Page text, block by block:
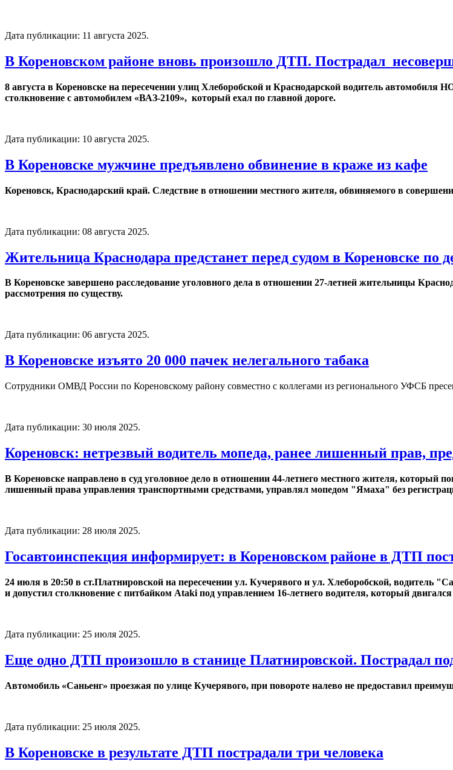
Дата публикации: 11 августа 2025.
В Кореновском районе вновь произошло ДТП. Пострадал
8 августа в Кореновске на пересечении улиц Хлеборобской и Краснодарской водитель автомобиля
столкновение с автомобилем «ВАЗ-2109», который ехал по главной дороге.
Дата публикации: 10 августа 2025.
В Кореновске мужчине предъявлено обвинение в краже из кафе
Кореновск, Краснодарский край. Следствие в отношении местного жителя, обвиняемого в
Дата публикации: 08 августа 2025.
Жительница Краснодара предстанет перед судом в Кореновске по
В Кореновске завершено расследование уголовного дела в отношении 27-летней жительницы
рассмотрения по существу.
Дата публикации: 06 августа 2025.
В Кореновске изъято 20 000 пачек нелегального табака
Сотрудники ОМВД России по Кореновскому району совместно с коллегами из регионального УФСБ
Дата публикации: 30 июля 2025.
Кореновск: нетрезвый водитель мопеда, ранее лишенный прав,
В Кореновске направлено в суд уголовное дело в отношении 44-летнего местного жителя, который
лишенный права управления транспортными средствами, управлял мопедом "Ямаха" без
Дата публикации: 28 июля 2025.
Госавтоинспекция информирует: в Кореновском районе в ДТП
24 июля в 20:50 в ст.Платнировской на пересечении ул. Кучерявого и ул. Хлеборобской, водитель
и допустил столкновение с питбайком Ataki под управлением 16-летнего водителя, который
Дата публикации: 25 июля 2025.
Еще одно ДТП произошло в станице Платнировской. Пострадал
Автомобиль «Саньенг» проезжая по улице Кучерявого, при повороте налево не предоставил
Дата публикации: 25 июля 2025.
В Кореновске в результате ДТП пострадали три человека